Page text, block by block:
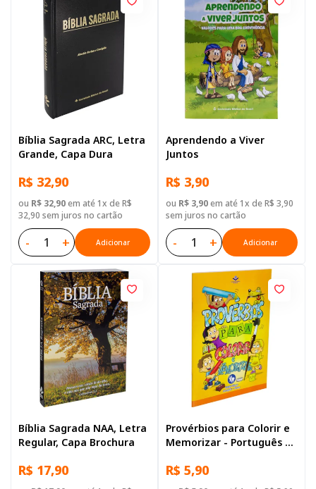
Bíblia Sagrada ARC, Letra
Grande, Capa Dura
R$ 32,90
ou R$ 32,90em até 1x de R$
32,90 sem juros no cartão
- + Adicionar
Aprendendo a Viver
Juntos
R$ 3,90
ou R$ 3,90em até 1x de R$ 3,90
sem juros no cartão
- + Adicionar
Bíblia Sagrada NAA, Letra
Regular, Capa Brochura
R$ 17,90
Provérbios para Colorir e
Memorizar - Português e
R$ 5,90